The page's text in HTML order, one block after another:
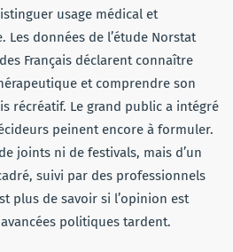
usage médical et
Les données de l’étude Norstat
Français déclarent connaître
et comprendre son
récréatif. Le grand public a intégré
peinent encore à formuler.
joints ni de festivals, mais d’un
suivi par des professionnels
plus de savoir si l’opinion est
politiques tardent.